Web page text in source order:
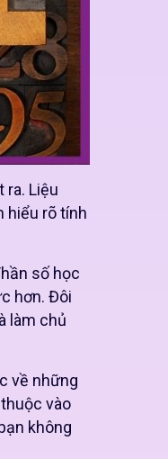
ra. Liệu
hiểu rõ tính
số học
hơn. Đôi
làm chủ
về những
vào
không